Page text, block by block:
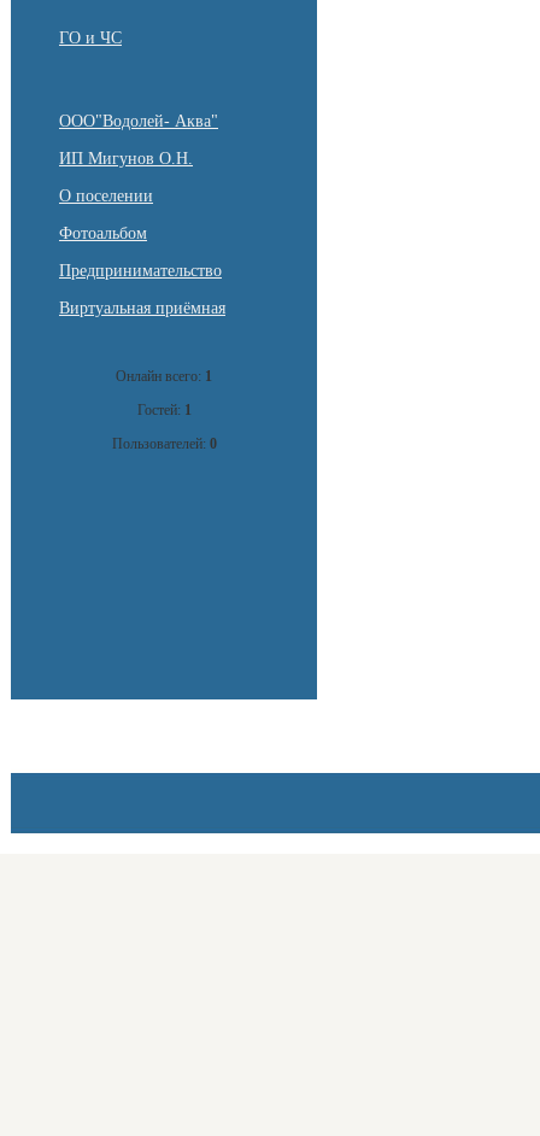
ГО и ЧС
ООО"Водолей- Аква"
ИП Мигунов О.Н.
О поселении
Фотоальбом
Предпринимательство
Виртуальная приёмная
Онлайн всего: 1
Гостей: 1
Пользователей: 0